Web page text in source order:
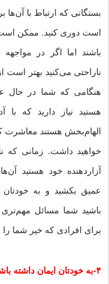
بستگانی که ارتباط با آن‌ها
است دوری کنید. ممکن
باشند اما اگر در
ناراحتی می‌کنید بهتر است
هنگامی که شما در حال
هستید نیاز دارید که
الهام‌بخش هستند معاشرت
خواهید داشت. زمانی که
آزاردهنده خود هستید
عمیق بکشید و به خودتان
باشید شما مسائل مهم‌تری
برای افرادی که خیر شما را
۴-به خودتان ایمان داشته باشید